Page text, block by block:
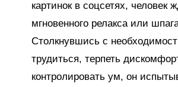
картинок в соцсетях, человек
мгновенного релакса или
Столкнувшись с
трудиться, терпеть
контролировать ум, он